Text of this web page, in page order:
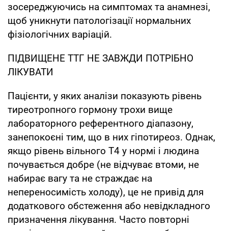
зосереджуючись на симптомах та анамнезі,
щоб уникнути патологізації нормальних
фізіологічних варіацій.
ПІДВИЩЕНЕ ТТГ НЕ ЗАВЖДИ ПОТРІБНО
ЛІКУВАТИ
Пацієнти, у яких аналізи показують рівень
тиреотропного гормону трохи вище
лабораторного референтного діапазону,
занепокоєні тим, що в них гіпотиреоз. Однак,
якщо рівень вільного Т4 у нормі і людина
почувається добре (не відчуває втоми, не
набирає вагу та не страждає на
непереносимість холоду), це не привід для
додаткового обстеження або невідкладного
призначення лікування. Часто повторні